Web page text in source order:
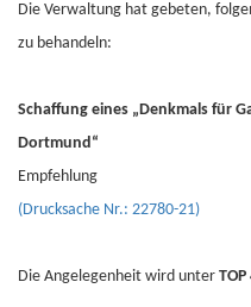
Die Verwaltung hat gebeten,
zu behandeln:
Schaffung eines „Denkmals für
Dortmund“
Empfehlung
(Drucksache Nr.: 22780-21)
Die Angelegenheit wird unter